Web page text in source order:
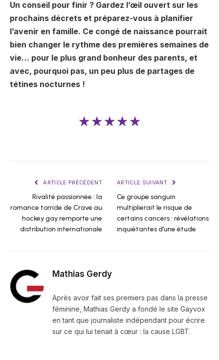
Un conseil pour finir ? Gardez l’œil ouvert sur les
prochains décrets et préparez-vous à planifier
l’avenir en famille. Ce congé de naissance pourrait
bien changer le rythme des premières semaines de
vie… pour le plus grand bonheur des parents, et
avec, pourquoi pas, un peu plus de partages de
tétines nocturnes !
★★★★★
ARTICLE PRÉCÉDENT
Rivalité passionnée : la
romance torride de Crave au
hockey gay remporte une
distribution internationale
ARTICLE SUIVANT
Ce groupe sanguin
multiplierait le risque de
certains cancers : révélations
inquiétantes d’une étude
Mathias Gerdy
Après avoir fait ses premiers pas dans la presse
féminine, Mathias Gerdy a fondé le site Gayvox
en tant que journaliste indépendant pour écrire
sur ce qui lui tenait à cœur : la cause LGBT.